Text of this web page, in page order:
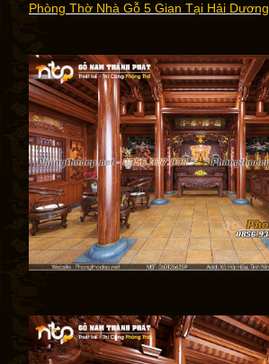
Phòng Thờ Nhà Gỗ 5 Gian Tại Hải Dương